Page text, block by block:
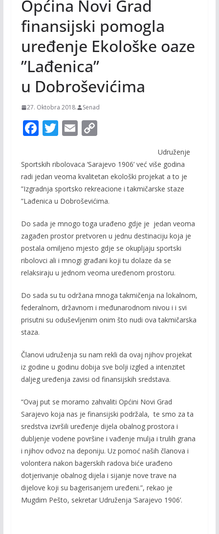
Općina Novi Grad
finansijski pomogla
uređenje Ekološke oaze
”Lađenica”
u Dobroševićima
27. Oktobra 2018. Senad
F
e
b
o
o
k
T
itt
er
E
ai
l
C
p
y
Li
n
k
Udruženje
Sportskih ribolovaca ‘Sarajevo 1906’ već više godina
radi jedan veoma kvalitetan ekološki projekat a to je
”Izgradnja sportsko rekreacione i takmičarske staze
”Lađenica u Dobroševićima.
Do sada je mnogo toga urađeno gdje je jedan veoma
zagađen prostor pretvoren u jednu destinaciju koja je
postala omiljeno mjesto gdje se okupljaju sportski
ribolovci ali i mnogi građani koji tu dolaze da se
relaksiraju u jednom veoma uređenom prostoru.
Do sada su tu održana mnoga takmičenja na lokalnom,
federalnom, državnom i međunarodnom nivou i i svi
prisutni su oduševljenim onim što nudi ova takmičarska
staza.
Članovi udruženja su nam rekli da ovaj njihov projekat
iz godine u godinu dobija sve bolji izgled a intenzitet
daljeg uređenja zavisi od finansijskih sredstava.
“Ovaj put se moramo zahvaliti Općini Novi Grad
Sarajevo koja nas je finansijski podržala, te smo za ta
sredstva izvršili uređenje dijela obalnog prostora i
dubljenje vodene površine i vađenje mulja i trulih grana
i njihov odvoz na deponiju. Uz pomoć naših članova i
volontera nakon bagerskih radova biće urađeno
dotjerivanje obalnog dijela i sijanje nove trave na
dijelove koji su bagerisanjem uređeni.”, rekao je
Mugdim Pešto, sekretar Udruženja ‘Sarajevo 1906’.